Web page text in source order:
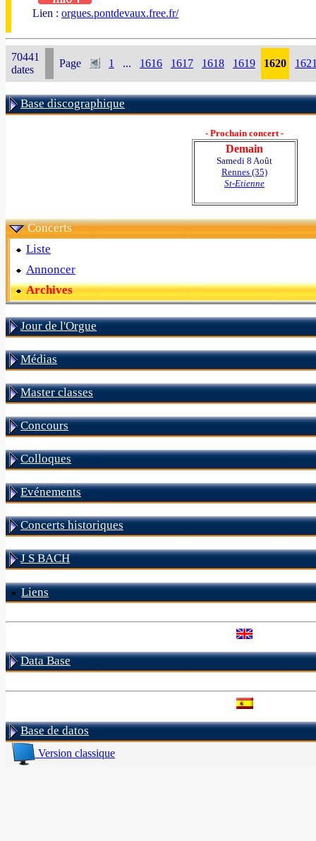
Lien : orgues.pontdevaux.free.fr/
70441
dates
Page 1 ... 1616 1617 1618 1619 1620
Base discographique
- Prochain concert -
Demain
Samedi 8 Août
Rennes (35)
St-Etienne
Concerts
Liste
Annoncer
Archives
Jour de l'Orgue
Médias
Master classes
Concours
Colloques
Evénements
Concerts historiques
J S BACH
Liens
Data Base
Base de datos
Version classique